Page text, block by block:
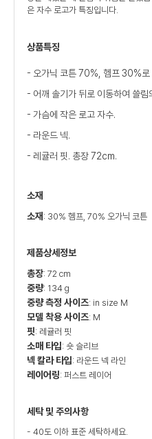
은 자수 로고가 특징입니다.
상품특징
- 오가닉 코튼 70%, 헴프 30%로
- 어깨 솔기가 뒤로 이동하여 쓸림
- 가슴에 작은 로고 자수.
- 라운드 넥.
- 레귤러 핏. 총장 72cm.
소재
소재 : 30% 헴프, 70% 오가닉 코튼
제품상세정보
총장: 72 cm
중량: 134 g
중량 측정 사이즈: in size M
모델 착용 사이즈: M
핏: 레귤러 핏
소매 타입: 숏 슬리브
넥 칼라 타입: 라운드 넥 라인
레이어링: 퍼스트 레이어
세탁 및 주의사항
- 40도 이하 표준 세탁하세요.